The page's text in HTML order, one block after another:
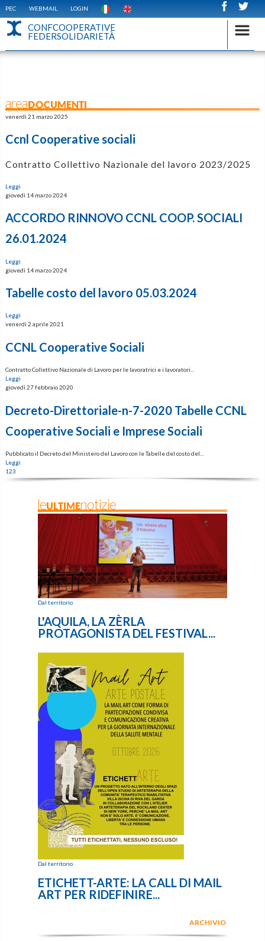
PEC WEBMAIL LOGIN
CONFCOOPERATIVE
FEDERSOLIDARIETÀ
areaDOCUMENTI
venerdì 21 marzo 2025
Ccnl Cooperative sociali
Contratto Collettivo Nazionale del lavoro 2023/2025
Leggi
giovedì 14 marzo 2024
ACCORDO RINNOVO CCNL COOP. SOCIALI
26.01.2024
Leggi
giovedì 14 marzo 2024
Tabelle costo del lavoro 05.03.2024
Leggi
venerdì 2 aprile 2021
CCNL Cooperative Sociali
Contratto Collettivo Nazionale di Lavoro per le lavoratrici e i lavoratori...
Leggi
giovedì 27 febbraio 2020
Decreto-Direttoriale-n-7-2020 Tabelle CCNL
Cooperative Sociali e Imprese Sociali
Pubblicato il Decreto del Ministero del Lavoro con le Tabelle del costo del...
Leggi
123
leULTIMEnotizie
Dal territorio
L'AQUILA, LA ZÈRLA
PROTAGONISTA DEL FESTIVAL...
Dal territorio
ETICHETT-ARTE: LA CALL DI MAIL
ART PER RIDEFINIRE...
ARCHIVIO